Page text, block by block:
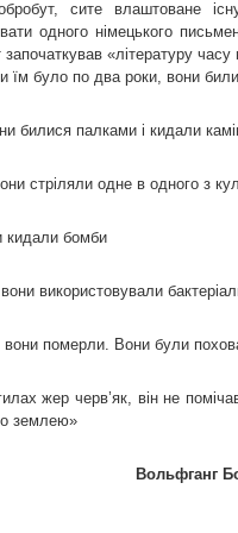
сите влаштоване
одного німецького
«літературу часу
було по два роки, вони
билися палками і кидали
стріляли одне в одного з
кидали бомби
використовували
вони померли. Вони були
жер черв’як, він не
землею»
Вольфганг